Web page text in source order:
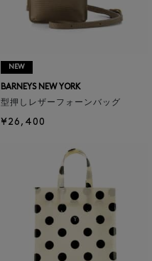
NEW
BARNEYS NEW YORK
型押しレザーフォーンバッグ
¥26,400